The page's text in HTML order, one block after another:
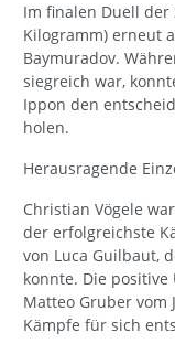
Im finalen Duell der
Kilogramm) erneut
Baymuradov.
siegreich war,
Ippon den
holen.
Herausragende
Christian Vögele
der erfolgreichste
von Luca Guilbaut,
konnte. Die
Matteo Gruber vom
Kämpfe für sich